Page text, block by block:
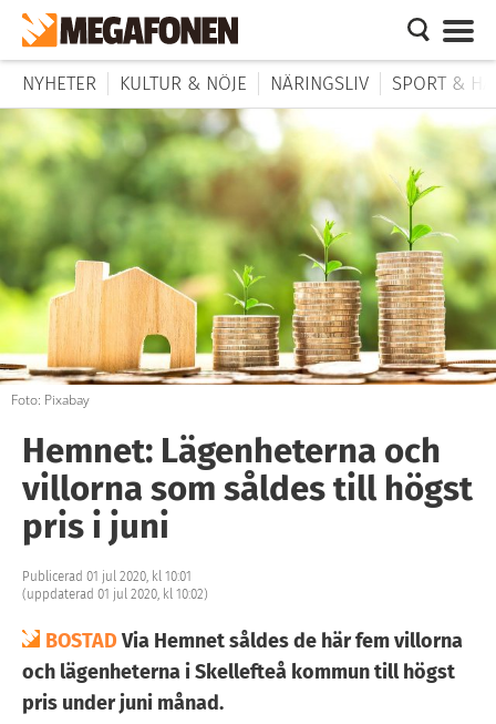
NYHETER KULTUR & NÖJE NÄRINGSLIV SPORT &
Foto: Pixabay
Hemnet: Lägenheterna och
villorna som såldes till högst
pris i juni
Publicerad 01 jul 2020, kl 10:01
(uppdaterad 01 jul 2020, kl 10:02)
BOSTAD Via Hemnet såldes de här fem villorna
och lägenheterna i Skellefteå kommun till högst
pris under juni månad.